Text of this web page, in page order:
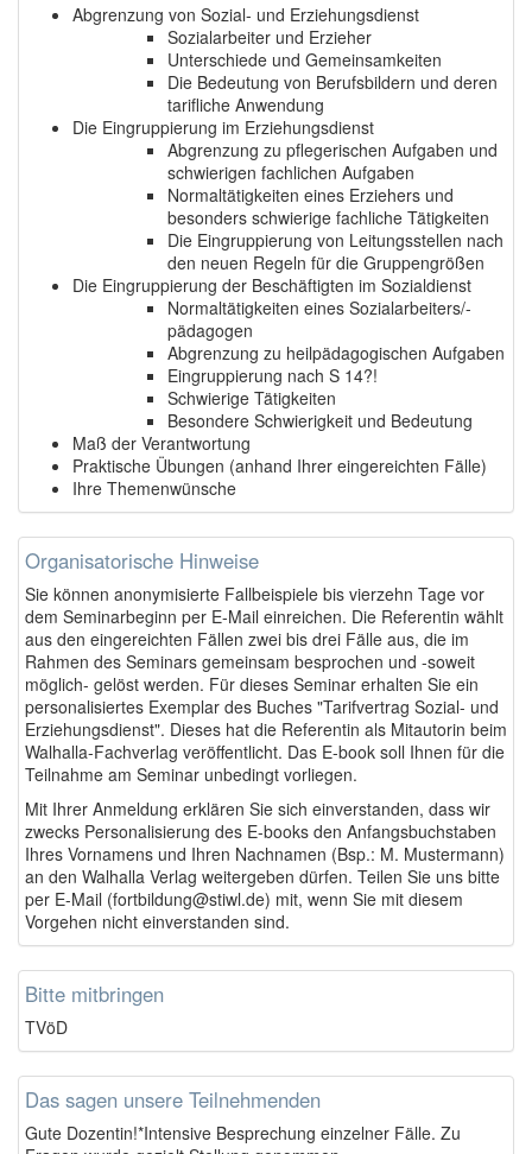
Abgrenzung von Sozial- und Erziehungsdienst
Sozialarbeiter und Erzieher
Unterschiede und Gemeinsamkeiten
Die Bedeutung von Berufsbildern und deren
tarifliche Anwendung
Die Eingruppierung im Erziehungsdienst
Abgrenzung zu pflegerischen Aufgaben und
schwierigen fachlichen Aufgaben
Normaltätigkeiten eines Erziehers und
besonders schwierige fachliche Tätigkeiten
Die Eingruppierung von Leitungsstellen nach
den neuen Regeln für die Gruppengrößen
Die Eingruppierung der Beschäftigten im Sozialdienst
Normaltätigkeiten eines Sozialarbeiters/-
pädagogen
Abgrenzung zu heilpädagogischen Aufgaben
Eingruppierung nach S 14?!
Schwierige Tätigkeiten
Besondere Schwierigkeit und Bedeutung
Maß der Verantwortung
Praktische Übungen (anhand Ihrer eingereichten Fälle)
Ihre Themenwünsche
Organisatorische Hinweise
Sie können anonymisierte Fallbeispiele bis vierzehn Tage vor
dem Seminarbeginn per E-Mail einreichen. Die Referentin wählt
aus den eingereichten Fällen zwei bis drei Fälle aus, die im
Rahmen des Seminars gemeinsam besprochen und -soweit
möglich- gelöst werden. Für dieses Seminar erhalten Sie ein
personalisiertes Exemplar des Buches "Tarifvertrag Sozial- und
Erziehungsdienst". Dieses hat die Referentin als Mitautorin beim
Walhalla-Fachverlag veröffentlicht. Das E-book soll Ihnen für die
Teilnahme am Seminar unbedingt vorliegen.
Mit Ihrer Anmeldung erklären Sie sich einverstanden, dass wir
zwecks Personalisierung des E-books den Anfangsbuchstaben
Ihres Vornamens und Ihren Nachnamen (Bsp.: M. Mustermann)
an den Walhalla Verlag weitergeben dürfen. Teilen Sie uns bitte
per E-Mail (fortbildung@stiwl.de) mit, wenn Sie mit diesem
Vorgehen nicht einverstanden sind.
Bitte mitbringen
TVöD
Das sagen unsere Teilnehmenden
Gute Dozentin!*Intensive Besprechung einzelner Fälle. Zu